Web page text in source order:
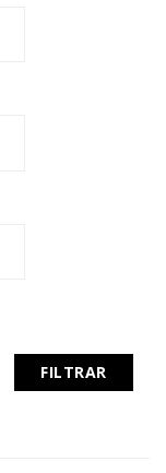
FILTRAR